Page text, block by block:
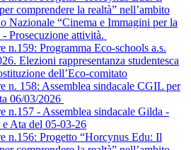
comprendere la realtà” nell’ambito
Nazionale “Cinema e Immagini per la
- Prosecuzione attività.
n.159: Programma Eco-schools a.s.
Elezioni rappresentanza studentesca
dell’Eco-comitato
n. 158: Assemblea sindacale CGIL per
06/03/2026
n.157 - Assemblea sindacale Gilda -
Ata del 05-03-26
n.156: Progetto “Horcynus Edu: Il